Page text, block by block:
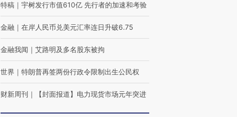
特稿 ｜ 宇树发行市值610亿 先行者的加速和考验
金融 ｜ 在岸人民币兑美元汇率连日升破6.75
金融我闻 ｜ 艾路明及多名股东被拘
世界 ｜ 特朗普再签两份行政令限制出生公民权
财新周刊 ｜ 【封面报道】电力现货市场元年突进